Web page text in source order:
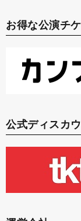
お得な公演チ
公式ディスカ